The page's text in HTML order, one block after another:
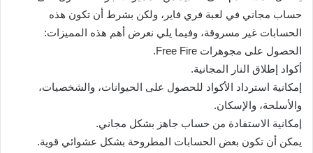
حساب مجاني في لعبة فري فاير، ولكن بشرط أن تكون هذه
الحسابات غير مسروقة، وفيما يلي نعرض أهم هذه المميزات:
الحصول على مجوهرات Free Fire.
أكواد إطلاق النار المجانية.
إمكانية استرداد الأكواد للحصول على الحيوانات، والشخصيات،
والأسلحة، والإسكان.
إمكانية الاستفادة من حساب جاهز بشكل مجاني.
يمكن أن تكون بعض الحسابات المطروحة بشكل عشوائي قوية.